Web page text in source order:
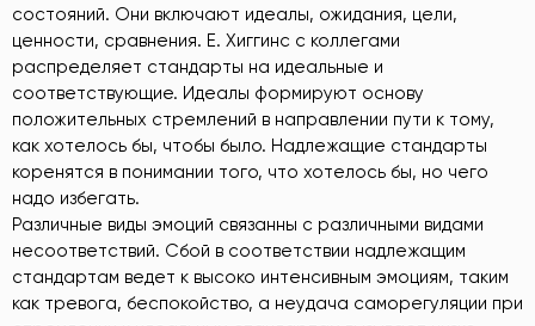
состояний. Они включают идеалы, ожидания, цели,
ценности, сравнения. Е. Хиггинс с коллегами
распределяет стандарты на идеальные и
соответствующие. Идеалы формируют основу
положительных стремлений в направлении пути к тому,
как хотелось бы, чтобы было. Надлежащие стандарты
коренятся в понимании того, что хотелось бы, но чего
надо избегать.
Различные виды эмоций связанны с различными видами
несоответствий. Сбой в соответствии надлежащим
стандартам ведет к высоко интенсивным эмоциям, таким
как тревога, беспокойство, а неудача саморегуляции при